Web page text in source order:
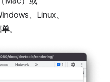
、Linux、
。